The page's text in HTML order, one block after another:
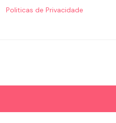
Politicas de Privacidade